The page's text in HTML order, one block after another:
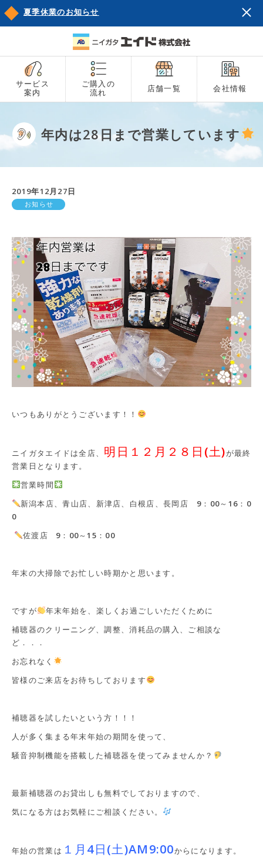
夏季休業のお知らせ
サービス
案内
ご購入の
流れ
店舗一覧 会社情報
年内は28日まで営業しています
2019年12月27日
お知らせ
いつもありがとうございます！！
ニイガタエイドは全店、 明日１２月２８日(土)が最終
営業日となります。
営業時間
新潟本店、青山店、新津店、白根店、長岡店 9：00～16：0
0
佐渡店 9：00～15：00
年末の大掃除でお忙しい時期かと思います。
ですが
年末年始を、楽しくお過ごしいただくために
補聴器のクリーニング、調整、消耗品の購入、ご相談な
ど．．．
お忘れなく
皆様のご来店をお待ちしております
補聴器を試したいという方！！！
人が多く集まる年末年始の期間を使って、
騒音抑制機能を搭載した補聴器を使ってみませんか？
最新補聴器のお貸出しも無料でしておりますので、
気になる方はお気軽にご相談ください。
年始の営業は １月4日(土)AM9:00からになります。